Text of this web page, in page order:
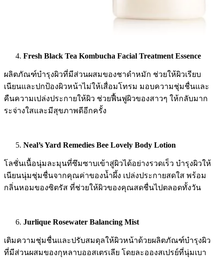
Fresh Black Tea Kombucha Facial Treatment Essence
ผลิตภัณฑ์บำรุงผิวที่มีส่วนผสมของชาดำหมัก ช่วยให้ผิวเรียบ
เนียนและปกป้องผิวหน้าไม่ให้เสื่อมโทรม มอบความชุ่มชื่นและ
คืนความเปล่งประกายให้ผิว ช่วยฟื้นฟูผิวของสาวๆ ให้กลับมาก
ระจ่างใสและมีสุขภาพดีอีกครั้ง
Neal’s Yard Remedies Bee Lovely Body Lotion
โลชั่นเนื้อนุ่มละมุนที่ซึมซาบเข้าสู่ผิวได้อย่างรวดเร็ว บำรุงผิวให้
เนียนนุ่มชุ่มชื่นจากคุณค่าของน้ำผึ้ง เปล่งประกายสดใส พร้อม
กลิ่นหอมของซิตรัส ที่ช่วยให้ผิวของคุณสดชื่นไปตลอดทั้งวัน
Jurlique Rosewater Balancing Mist
เติมความชุ่มชื่นและปรับสมดุลให้ผิวหน้าด้วยผลิตภัณฑ์บำรุงผิว
ที่มีส่วนผสมของกุหลาบออสเตรเลีย โดยละอองสเปรย์ที่นุ่มเบา